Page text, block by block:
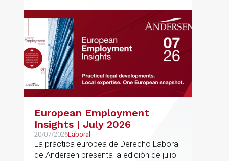
European Employment
Insights | July 2026
20/07/2026Laboral
La práctica europea de Derecho Laboral
de Andersen presenta la edición de julio